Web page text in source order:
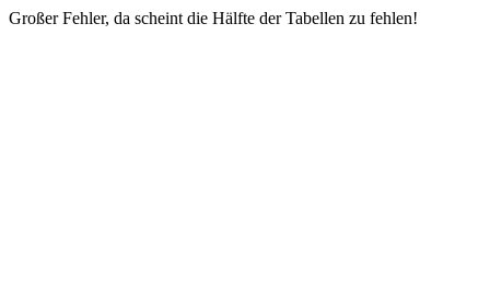
Großer Fehler, da scheint die Hälfte der Tabellen zu fehlen!